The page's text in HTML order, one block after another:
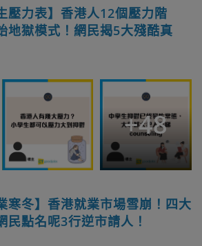
壓力表】香港人12個壓力階
地獄模式！網民揭5大殘酷真
+48
寒冬】香港就業市場雪崩！四大
民點名呢3行逆市請人！